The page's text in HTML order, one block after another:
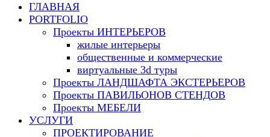
ГЛАВНАЯ
PORTFOLIO
Проекты ИНТЕРЬЕРОВ
жилые интерьеры
общественные и коммерческие
виртуальные 3d туры
Проекты ЛАНДШАФТА ЭКСТЕРЬЕРОВ
Проекты ПАВИЛЬОНОВ СТЕНДОВ
Проекты МЕБЕЛИ
УСЛУГИ
ПРОЕКТИРОВАНИЕ